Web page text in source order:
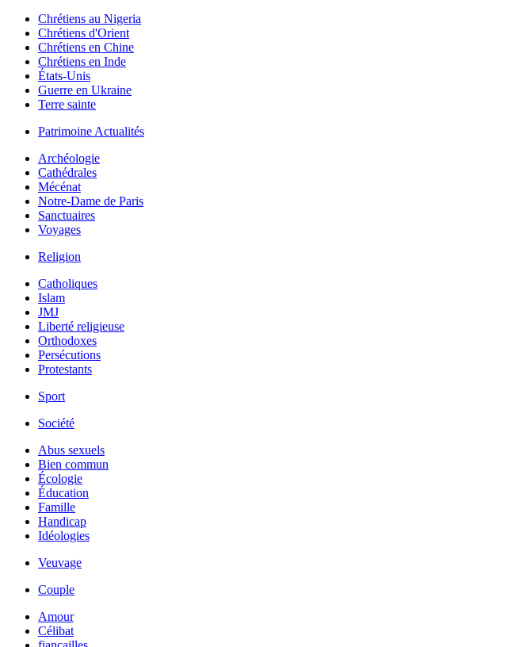
Chrétiens au Nigeria
Chrétiens d'Orient
Chrétiens en Chine
Chrétiens en Inde
États-Unis
Guerre en Ukraine
Terre sainte
Patrimoine Actualités
Archéologie
Cathédrales
Mécénat
Notre-Dame de Paris
Sanctuaires
Voyages
Religion
Catholiques
Islam
JMJ
Liberté religieuse
Orthodoxes
Persécutions
Protestants
Sport
Société
Abus sexuels
Bien commun
Écologie
Éducation
Famille
Handicap
Idéologies
Veuvage
Couple
Amour
Célibat